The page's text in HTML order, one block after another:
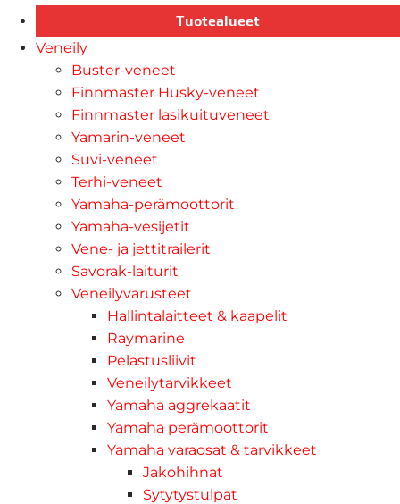
Tuotealueet
Veneily
Buster-veneet
Finnmaster Husky-veneet
Finnmaster lasikuituveneet
Yamarin-veneet
Suvi-veneet
Terhi-veneet
Yamaha-perämoottorit
Yamaha-vesijetit
Vene- ja jettitrailerit
Savorak-laiturit
Veneilyvarusteet
Hallintalaitteet & kaapelit
Raymarine
Pelastusliivit
Veneilytarvikkeet
Yamaha aggrekaatit
Yamaha perämoottorit
Yamaha varaosat & tarvikkeet
Jakohihnat
Sytytystulpat